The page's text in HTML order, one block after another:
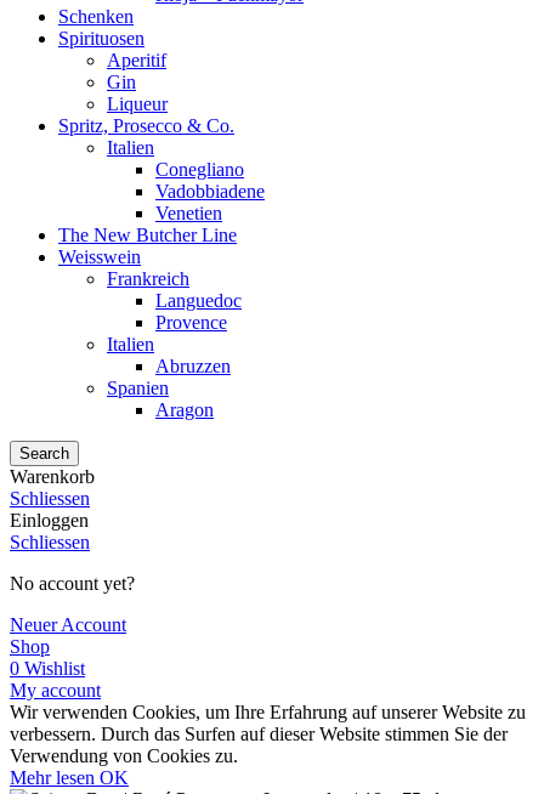
Schenken
Spirituosen
Aperitif
Gin
Liqueur
Spritz, Prosecco & Co.
Italien
Conegliano
Vadobbiadene
Venetien
The New Butcher Line
Weisswein
Frankreich
Languedoc
Provence
Italien
Abruzzen
Spanien
Aragon
Search
Warenkorb
Schliessen
Einloggen
Schliessen
No account yet?
Neuer Account
Shop
0 Wishlist
My account
Wir verwenden Cookies, um Ihre Erfahrung auf unserer Website zu
verbessern. Durch das Surfen auf dieser Website stimmen Sie der
Verwendung von Cookies zu.
Mehr lesen Mehr
OK